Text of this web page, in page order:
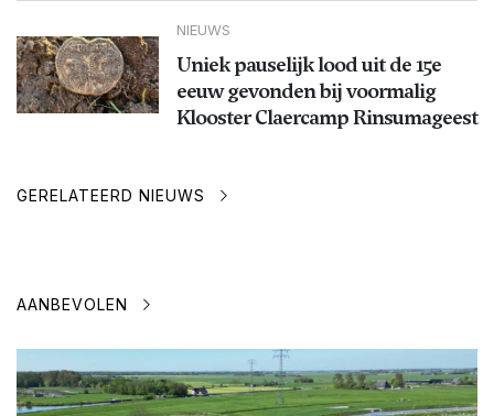
NIEUWS
Uniek pauselijk lood uit de 15e
eeuw gevonden bij voormalig
Klooster Claercamp Rinsumageest
GERELATEERD NIEUWS
AANBEVOLEN